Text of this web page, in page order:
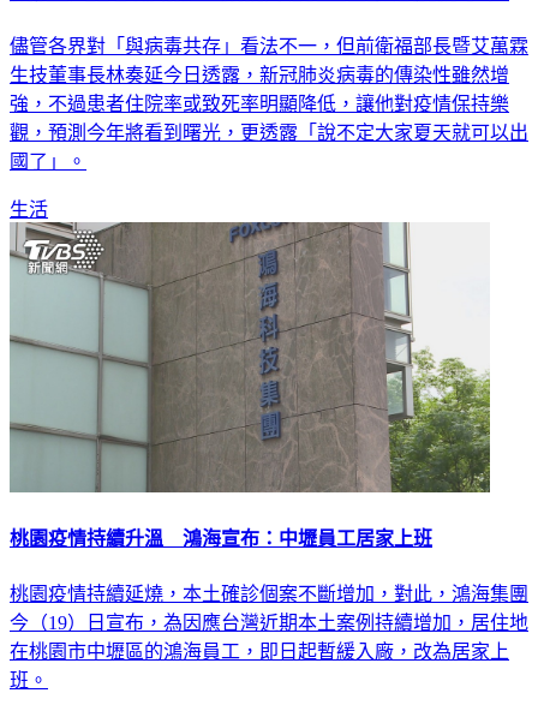
儘管各界對「與病毒共存」看法不一，但前衛福部長暨艾萬霖
生技董事長林奏延今日透露，新冠肺炎病毒的傳染性雖然增
強，不過患者住院率或致死率明顯降低，讓他對疫情保持樂
觀，預測今年將看到曙光，更透露「說不定大家夏天就可以出
國了」。
生活
桃園疫情持續升溫 鴻海宣布：中壢員工居家上班
桃園疫情持續延燒，本土確診個案不斷增加，對此，鴻海集團
今（19）日宣布，為因應台灣近期本土案例持續增加，居住地
在桃園市中壢區的鴻海員工，即日起暫緩入廠，改為居家上
班。